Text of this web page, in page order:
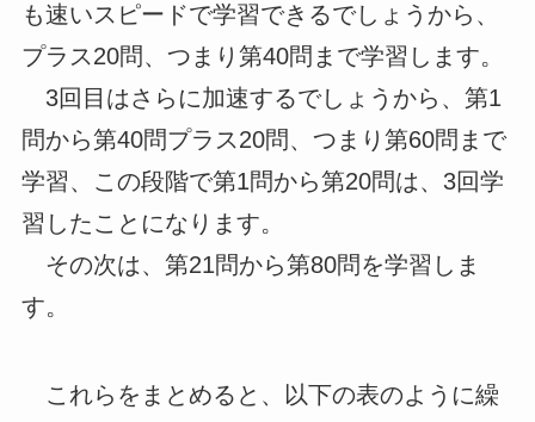
も速いスピードで学習できるでしょうから、
プラス20問、つまり第40問まで学習します。
3回目はさらに加速するでしょうから、第1
問から第40問プラス20問、つまり第60問まで
学習、この段階で第1問から第20問は、3回学
習したことになります。
その次は、第21問から第80問を学習しま
す。
これらをまとめると、以下の表のように繰